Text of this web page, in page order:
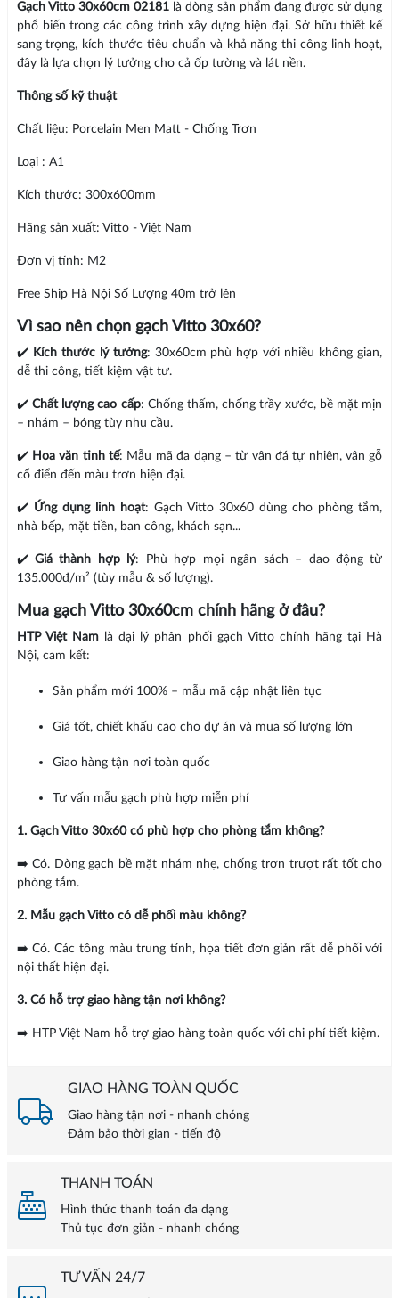
Gạch Vitto 30x60cm 02181 là dòng sản phẩm đang được sử dụng
phổ biến trong các công trình xây dựng hiện đại. Sở hữu thiết kế
sang trọng, kích thước tiêu chuẩn và khả năng thi công linh hoạt,
đây là lựa chọn lý tưởng cho cả ốp tường và lát nền.
Thông số kỹ thuật
Chất liệu: Porcelain Men Matt - Chống Trơn
Loại : A1
Kích thước: 300x600mm
Hãng sản xuất: Vitto - Việt Nam
Đơn vị tính: M2
Free Ship Hà Nội Số Lượng 40m trở lên
Vì sao nên chọn gạch Vitto 30x60?
✔️ Kích thước lý tưởng: 30x60cm phù hợp với nhiều không gian,
dễ thi công, tiết kiệm vật tư.
✔️ Chất lượng cao cấp: Chống thấm, chống trầy xước, bề mặt mịn
– nhám – bóng tùy nhu cầu.
✔️ Hoa văn tinh tế: Mẫu mã đa dạng – từ vân đá tự nhiên, vân gỗ
cổ điển đến màu trơn hiện đại.
✔️ Ứng dụng linh hoạt: Gạch Vitto 30x60 dùng cho phòng tắm,
nhà bếp, mặt tiền, ban công, khách sạn...
✔️Giá thành hợp lý: Phù hợp mọi ngân sách – dao động từ
135.000đ/m² (tùy mẫu & số lượng).
Mua gạch Vitto 30x60cm chính hãng ở đâu?
HTP Việt Namlà đại lý phân phối gạch Vitto chính hãng tại Hà
Nội, cam kết:
Sản phẩm mới 100% – mẫu mã cập nhật liên tục
Giá tốt, chiết khấu cao cho dự án và mua số lượng lớn
Giao hàng tận nơi toàn quốc
Tư vấn mẫu gạch phù hợp miễn phí
1. Gạch Vitto 30x60 có phù hợp cho phòng tắm không?
➡️ Có. Dòng gạch bề mặt nhám nhẹ, chống trơn trượt rất tốt cho
phòng tắm.
2. Mẫu gạch Vitto có dễ phối màu không?
➡️ Có. Các tông màu trung tính, họa tiết đơn giản rất dễ phối với
nội thất hiện đại.
3. Có hỗ trợ giao hàng tận nơi không?
➡️ HTP Việt Nam hỗ trợ giao hàng toàn quốc với chi phí tiết kiệm.
GIAO HÀNG TOÀN QUỐC
Giao hàng tận nơi - nhanh chóng
Đảm bảo thời gian - tiến độ
THANH TOÁN
Hình thức thanh toán đa dạng
Thủ tục đơn giản - nhanh chóng
TƯ VẤN 24/7